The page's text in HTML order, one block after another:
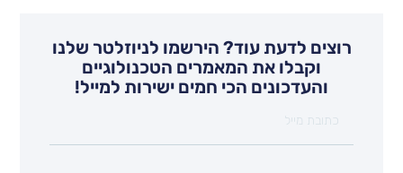
רוצים לדעת עוד? הירשמו לניוזלטר שלנו
וקבלו את המאמרים הטכנולוגיים
והעדכונים הכי חמים ישירות למייל!